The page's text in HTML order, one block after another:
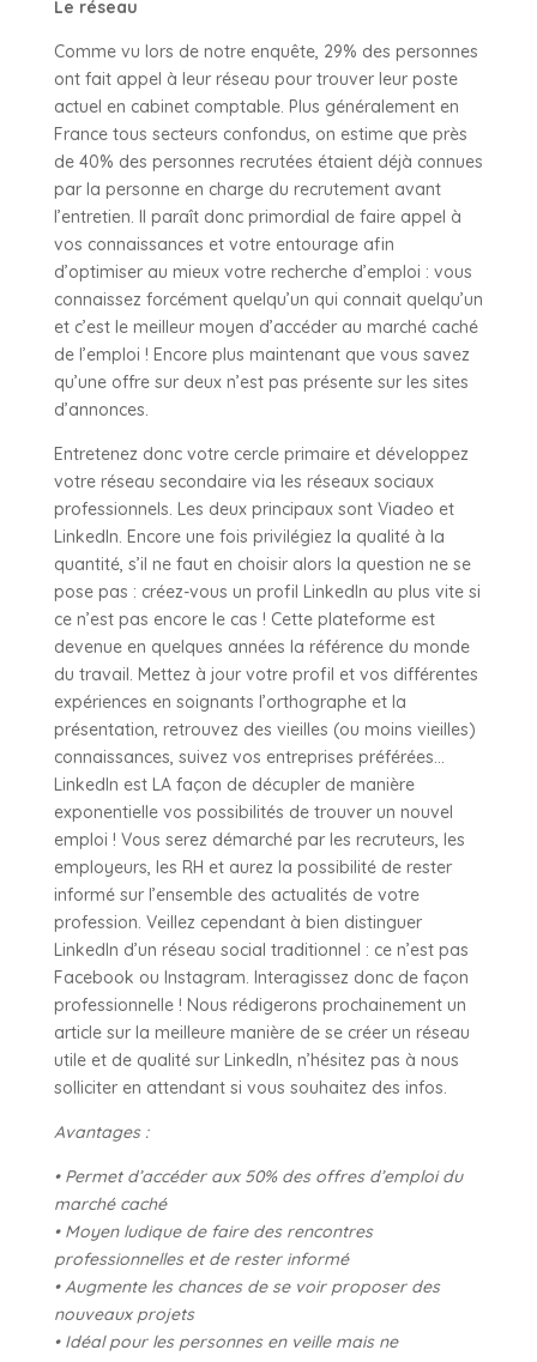
Le réseau
Comme vu lors de notre enquête, 29% des personnes
ont fait appel à leur réseau pour trouver leur poste
actuel en cabinet comptable. Plus généralement en
France tous secteurs confondus, on estime que près
de 40% des personnes recrutées étaient déjà connues
par la personne en charge du recrutement avant
l’entretien. Il paraît donc primordial de faire appel à
vos connaissances et votre entourage afin
d’optimiser au mieux votre recherche d’emploi : vous
connaissez forcément quelqu’un qui connait quelqu’un
et c’est le meilleur moyen d’accéder au marché caché
de l’emploi ! Encore plus maintenant que vous savez
qu’une offre sur deux n’est pas présente sur les sites
d’annonces.
Entretenez donc votre cercle primaire et développez
votre réseau secondaire via les réseaux sociaux
professionnels. Les deux principaux sont Viadeo et
LinkedIn. Encore une fois privilégiez la qualité à la
quantité, s’il ne faut en choisir alors la question ne se
pose pas : créez-vous un profil LinkedIn au plus vite si
ce n’est pas encore le cas ! Cette plateforme est
devenue en quelques années la référence du monde
du travail. Mettez à jour votre profil et vos différentes
expériences en soignants l’orthographe et la
présentation, retrouvez des vieilles (ou moins vieilles)
connaissances, suivez vos entreprises préférées…
LinkedIn est LA façon de décupler de manière
exponentielle vos possibilités de trouver un nouvel
emploi ! Vous serez démarché par les recruteurs, les
employeurs, les RH et aurez la possibilité de rester
informé sur l’ensemble des actualités de votre
profession. Veillez cependant à bien distinguer
LinkedIn d’un réseau social traditionnel : ce n’est pas
Facebook ou Instagram. Interagissez donc de façon
professionnelle ! Nous rédigerons prochainement un
article sur la meilleure manière de se créer un réseau
utile et de qualité sur LinkedIn, n’hésitez pas à nous
solliciter en attendant si vous souhaitez des infos.
Avantages :
• Permet d’accéder aux 50% des offres d’emploi du
marché caché
• Moyen ludique de faire des rencontres
professionnelles et de rester informé
• Augmente les chances de se voir proposer des
nouveaux projets
• Idéal pour les personnes en veille mais ne